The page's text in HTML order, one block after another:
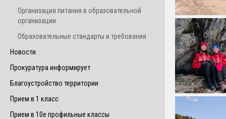
Организация питания в образовательной
организации
Образовательные стандарты и требования
Новости
Прокуратура информирует
Благоустройство территории
Прием в 1 класс
Прием в 10е профильные классы